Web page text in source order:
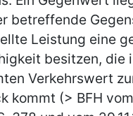
betreffende
Leistung eine
besitzen, die
Verkehrswert
kommt (> BFH